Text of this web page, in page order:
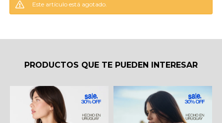
Este artículo está agotado.
PRODUCTOS QUE TE PUEDEN INTERESAR